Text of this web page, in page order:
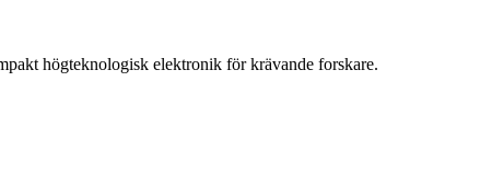
högteknologisk elektronik för krävande forskare.